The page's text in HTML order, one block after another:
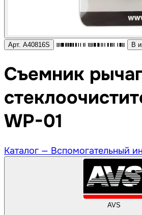
Арт. A40816S В
Съемник
WP-01
Каталог — Вспомогательный
AVS